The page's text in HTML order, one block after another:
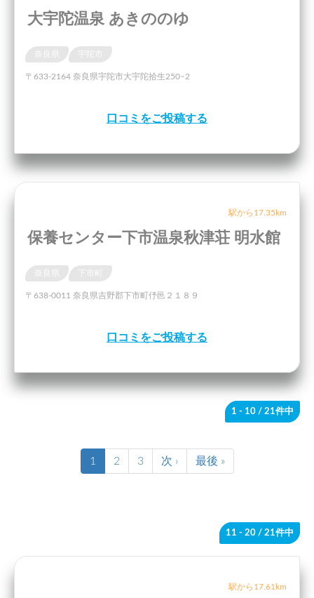
大宇陀温泉 あきののゆ
奈良県
〒633-2164 奈良県宇陀市大宇陀拾生250−2
口コミをご投稿する
駅から17.35km
保養センター下市温泉秋津荘 明水館
奈良県
〒638-0011 奈良県吉野郡下市町伃邑２１８９
口コミをご投稿する
1 - 10 / 21件中
1 2 3 次 › 最後 »
11 - 20 / 21件中
駅から17.61km